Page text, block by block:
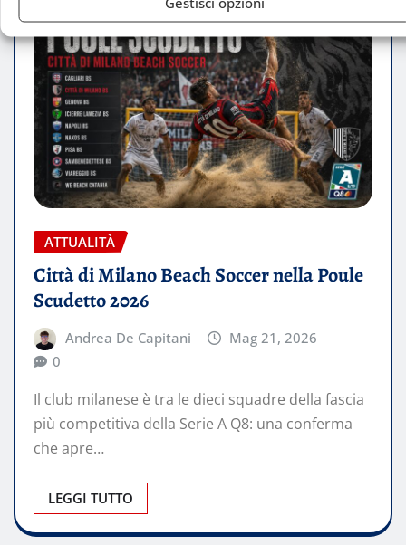
ATTUALITÀ
Città di Milano Beach Soccer nella Poule
Scudetto 2026
Andrea De Capitani
Mag 21, 2026
0
Il club milanese è tra le dieci squadre della fascia
più competitiva della Serie A Q8: una conferma
che apre…
LEGGI TUTTO